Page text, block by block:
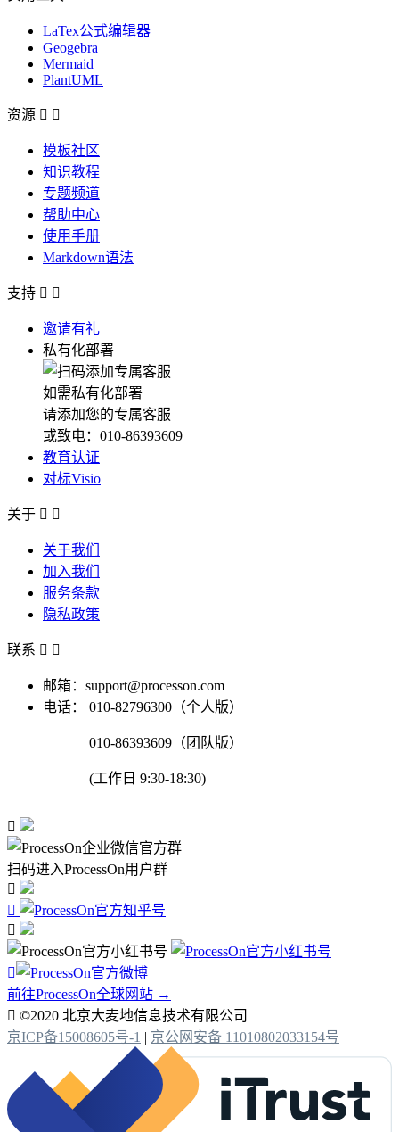
LaTex公式编辑器
Geogebra
Mermaid
PlantUML
资源  
模板社区
知识教程
专题频道
帮助中心
使用手册
Markdown语法
支持  
邀请有礼
私有化部署
如需私有化部署
请添加您的专属客服
或致电：010-86393609
教育认证
对标Visio
关于  
关于我们
加入我们
服务条款
隐私政策
联系  
邮箱：support@processon.com
电话：
010-82796300（个人版）
010-86393609（团队版）
(工作日 9:30-18:30)

扫码进入ProcessOn用户群




前往ProcessOn全球网站 →
 ©2020 北京大麦地信息技术有限公司
京ICP备15008605号-1 | 京公网安备 11010802033154号